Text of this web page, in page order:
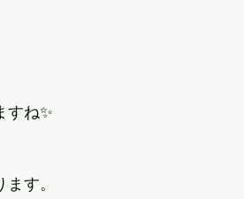
すね✨
す。